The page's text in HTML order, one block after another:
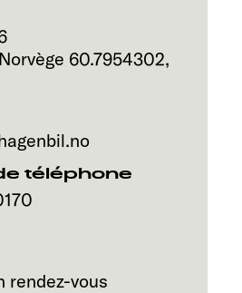
Norvège 60.7954302,
téléphone
rendez-vous